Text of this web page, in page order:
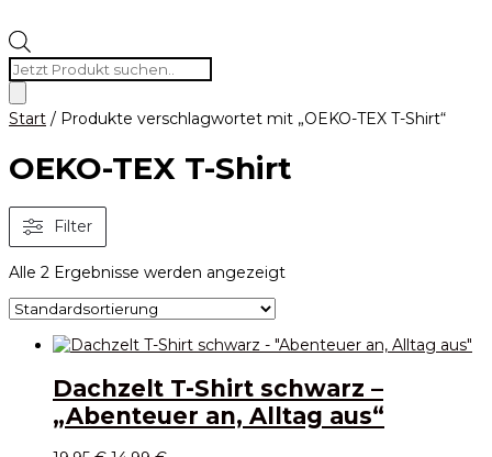
Products
search
Start / Produkte verschlagwortet mit „OEKO-TEX T-Shirt“
OEKO-TEX T-Shirt
Filter
Alle 2 Ergebnisse werden angezeigt
Dachzelt T-Shirt schwarz –
„Abenteuer an, Alltag aus“